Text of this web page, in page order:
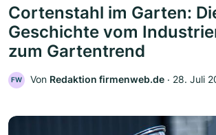
Cortenstahl im Garten:
Geschichte vom
zum Gartentrend
FW Von Redaktion firmenweb.de ‧ 28. Juli